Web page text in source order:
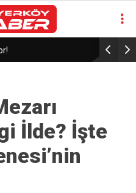
İlde? İşte